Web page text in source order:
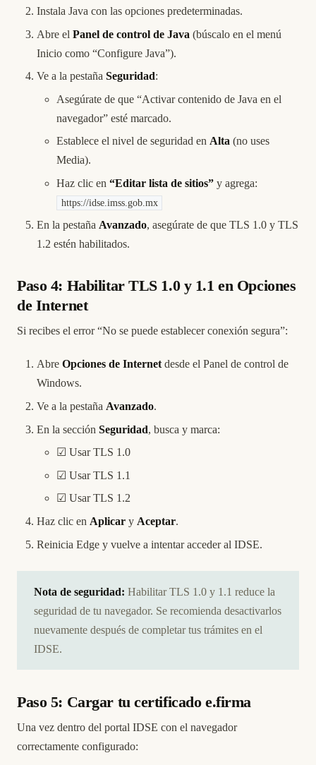
Instala Java con las opciones predeterminadas.
Abre el Panel de control de Java (búscalo en el menú
Inicio como “Configure Java”).
Ve a la pestaña Seguridad:
Asegúrate de que “Activar contenido de Java en el
navegador” esté marcado.
Establece el nivel de seguridad en Alta (no uses
Media).
Haz clic en “Editar lista de sitios” y agrega:
https://idse.imss.gob.mx
En la pestaña Avanzado, asegúrate de que TLS 1.0 y TLS
1.2 estén habilitados.
Paso 4: Habilitar TLS 1.0 y 1.1 en Opciones
de Internet
Si recibes el error “No se puede establecer conexión segura”:
Abre Opciones de Internetdesde el Panel de control de
Windows.
Ve a la pestaña Avanzado.
En la sección Seguridad, busca y marca:
☑ Usar TLS 1.0
☑ Usar TLS 1.1
☑ Usar TLS 1.2
Haz clic en Aplicar y Aceptar.
Reinicia Edge y vuelve a intentar acceder al IDSE.
Nota de seguridad: Habilitar TLS 1.0 y 1.1 reduce la
seguridad de tu navegador. Se recomienda desactivarlos
nuevamente después de completar tus trámites en el
IDSE.
Paso 5: Cargar tu certificado e.firma
Una vez dentro del portal IDSE con el navegador
correctamente configurado: